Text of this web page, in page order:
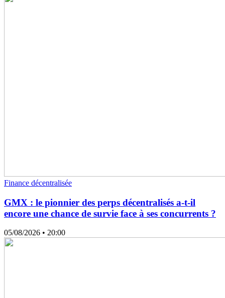
Finance décentralisée
GMX : le pionnier des perps décentralisés a-t-il
encore une chance de survie face à ses concurrents ?
05/08/2026 • 20:00